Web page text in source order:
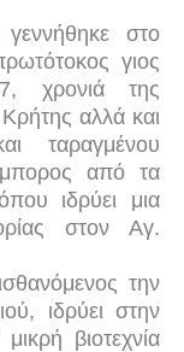
στο
γιος
χρονιά της
αλλά και
ταραγμένου
από τα
ιδρύει μια
στον Αγ.
την
ιδρύει στην
βιοτεχνία